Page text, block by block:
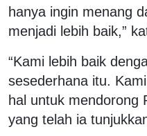
hanya ingin menang
menjadi lebih baik,”
“Kami lebih baik
sesederhana itu.
hal untuk mendorong
yang telah ia